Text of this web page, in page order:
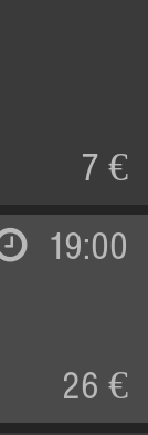
7 €
19:00
26 €